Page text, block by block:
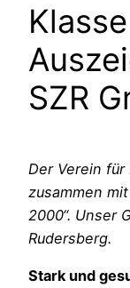
SZR
Der Verein
zusammen
2000“. Unser
Rudersberg.
Stark und